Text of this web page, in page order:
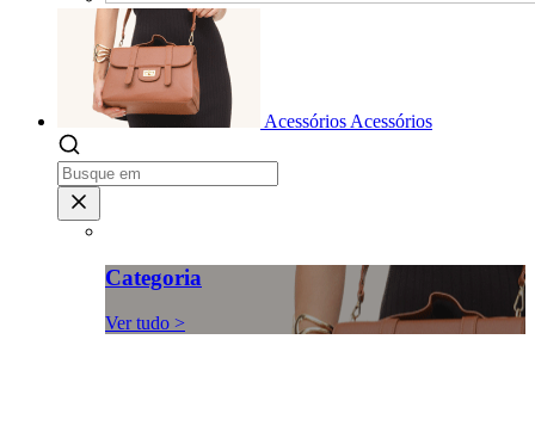
Acessórios Acessórios
Categoria
Ver tudo >